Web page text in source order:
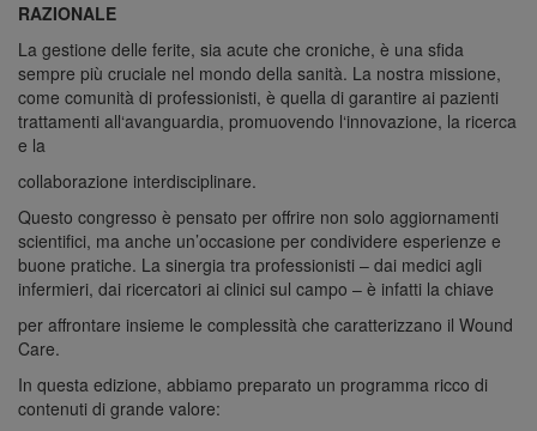
RAZIONALE
La gestione delle ferite, sia acute che croniche, è una sfida
sempre più cruciale nel mondo della sanità. La nostra missione,
come comunità di professionisti, è quella di garantire ai pazienti
trattamenti all‘avanguardia, promuovendo l‘innovazione, la ricerca
e la
collaborazione interdisciplinare.
Questo congresso è pensato per offrire non solo aggiornamenti
scientifici, ma anche un’occasione per condividere esperienze e
buone pratiche. La sinergia tra professionisti – dai medici agli
infermieri, dai ricercatori ai clinici sul campo – è infatti la chiave
per affrontare insieme le complessità che caratterizzano il Wound
Care.
In questa edizione, abbiamo preparato un programma ricco di
contenuti di grande valore: